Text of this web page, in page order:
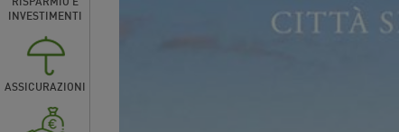
INVESTIMENTI
ASSICURAZIONI